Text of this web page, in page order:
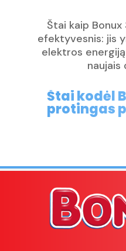
Štai kaip
efektyvesnis: jis
elektros
naujais
Štai kodėl
protingas